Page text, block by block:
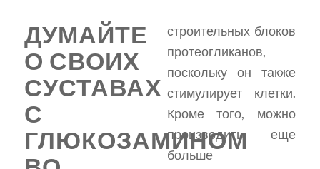
ДУМАЙТЕ
О СВОИХ
СУСТАВАХ
С
ГЛЮКОЗАМИНОМ
строительных блоков
протеогликанов,
поскольку он также
стимулирует клетки.
Кроме того, можно
производить еще
больше